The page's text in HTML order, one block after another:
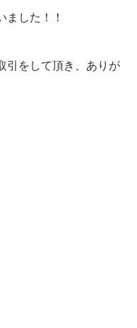
ました！！
引をして頂き、ありが